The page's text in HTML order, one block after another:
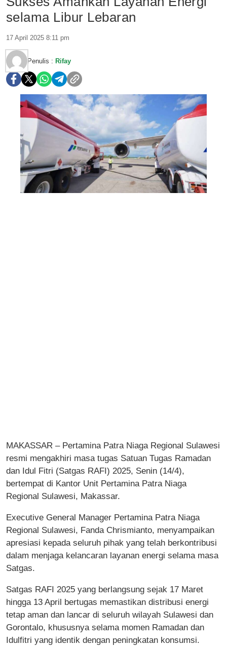
selama Libur Lebaran
17 April 2025 8:11 pm
Penulis : Rifay
MAKASSAR – Pertamina Patra Niaga Regional Sulawesi
resmi mengakhiri masa tugas Satuan Tugas Ramadan
dan Idul Fitri (Satgas RAFI) 2025, Senin (14/4),
bertempat di Kantor Unit Pertamina Patra Niaga
Regional Sulawesi, Makassar.
Executive General Manager Pertamina Patra Niaga
Regional Sulawesi, Fanda Chrismianto, menyampaikan
apresiasi kepada seluruh pihak yang telah berkontribusi
dalam menjaga kelancaran layanan energi selama masa
Satgas.
Satgas RAFI 2025 yang berlangsung sejak 17 Maret
hingga 13 April bertugas memastikan distribusi energi
tetap aman dan lancar di seluruh wilayah Sulawesi dan
Gorontalo, khususnya selama momen Ramadan dan
Idulfitri yang identik dengan peningkatan konsumsi.